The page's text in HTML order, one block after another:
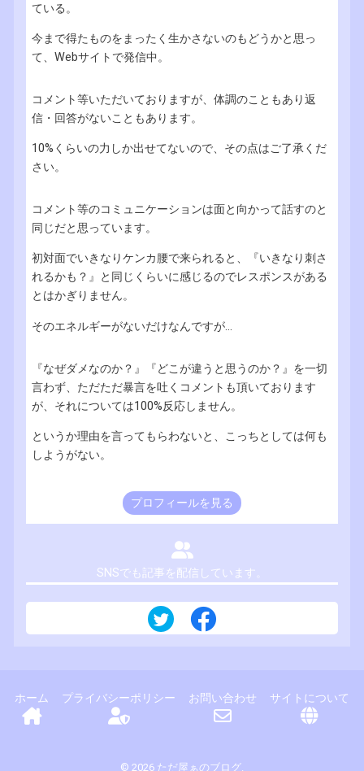
ている。
今まで得たものをまったく生かさないのもどうかと思っ
て、Webサイトで発信中。
コメント等いただいておりますが、体調のこともあり返
信・回答がないこともあります。
10%くらいの力しか出せてないので、その点はご了承くだ
さい。
コメント等のコミュニケーションは面と向かって話すのと
同じだと思っています。
初対面でいきなりケンカ腰で来られると、『いきなり刺さ
れるかも？』と同じくらいに感じるのでレスポンスがある
とはかぎりません。
そのエネルギーがないだけなんですが...
『なぜダメなのか？』『どこが違うと思うのか？』を一切
言わず、ただただ暴言を吐くコメントも頂いております
が、それについては100%反応しません。
というか理由を言ってもらわないと、こっちとしては何も
しようがない。
プロフィールを見る
SNSでも記事を配信しています。
ホーム プライバシーポリシー お問い合わせ サイトについて
© 2026 ただ屋ぁのブログ.